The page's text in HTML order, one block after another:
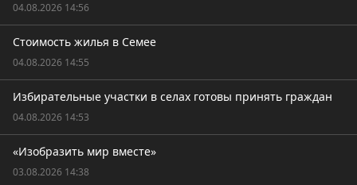
04.08.2026 14:56
Стоимость жилья в Семее
04.08.2026 14:55
Избирательные участки в селах готовы принять граждан
04.08.2026 14:53
«Изобразить мир вместе»
03.08.2026 14:38